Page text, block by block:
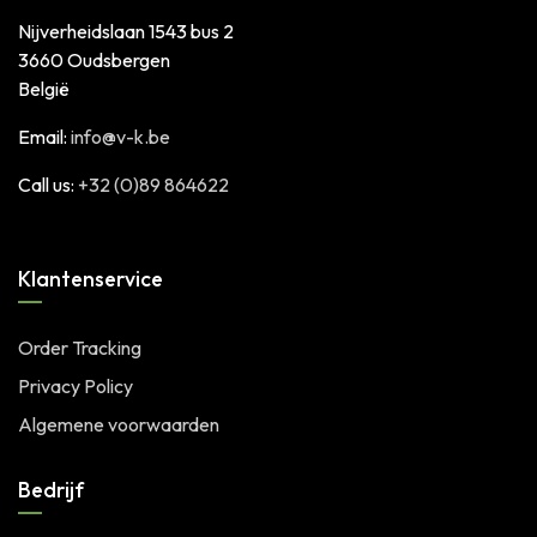
Nijverheidslaan 1543 bus 2
3660 Oudsbergen
België
Email: info@v-k.be
Call us: +32 (0)89 864622
Klantenservice
Order Tracking
Privacy Policy
Algemene voorwaarden
Bedrijf